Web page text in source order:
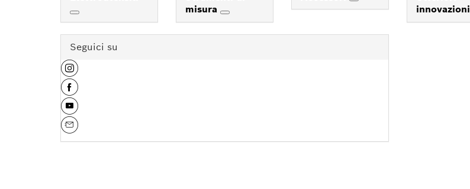
misura
innovazioni
Seguici su